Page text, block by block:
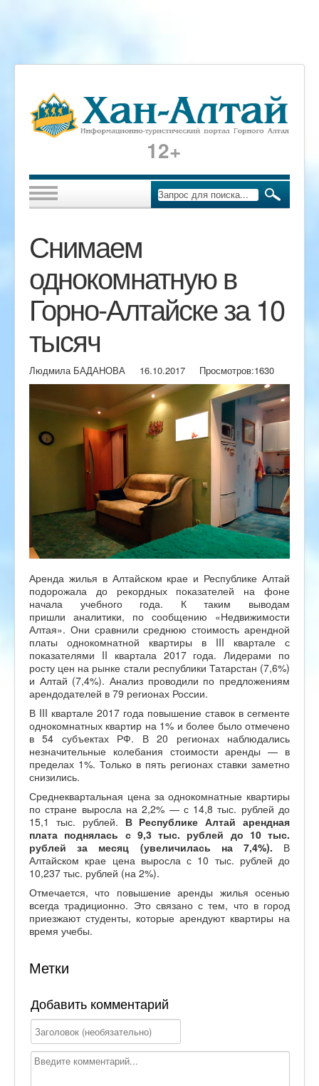
12+
Снимаем
однокомнатную в
Горно-Алтайске за 10
тысяч
Людмила БАДАНОВА 16.10.2017 Просмотров:1630
Аренда жилья в Алтайском крае и Республике Алтай
подорожала до рекордных показателей на фоне
начала учебного года. К таким выводам
пришли аналитики, по сообщению «Недвижимости
Алтая». Они сравнили среднюю стоимость арендной
платы однокомнатной квартиры в III квартале с
показателями II квартала 2017 года. Лидерами по
росту цен на рынке стали республики Татарстан (7,6%)
и Алтай (7,4%). Анализ проводили по предложениям
арендодателей в 79 регионах России.
В III квартале 2017 года повышение ставок в сегменте
однокомнатных квартир на 1% и более было отмечено
в 54 субъектах РФ. В 20 регионах наблюдались
незначительные колебания стоимости аренды — в
пределах 1%. Только в пять регионах ставки заметно
снизились.
Среднеквартальная цена за однокомнатные квартиры
по стране выросла на 2,2% — с 14,8 тыс. рублей до
15,1 тыс. рублей. В Республике Алтай арендная
плата поднялась с 9,3 тыс. рублей до 10 тыс.
рублей за месяц
(увеличилась на 7,4%). В
Алтайском крае цена выросла с 10 тыс. рублей до
10,237 тыс. рублей (на 2%).
Отмечается, что повышение аренды жилья осенью
всегда традиционно. Это связано с тем, что в город
приезжают студенты, которые арендуют квартиры на
время учебы.
Метки
Добавить комментарий